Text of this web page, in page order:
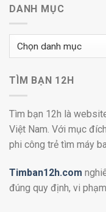
DANH MỤC
Danh
mục
TÌM BẠN 12H
Tìm bạn 12h là
Việt Nam. Với mục
phi công trẻ tìm máy
Timban12h.com
đúng quy định, vi